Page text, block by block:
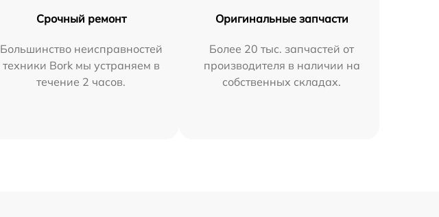
Срочный ремонт
Большинство неисправностей
техники Bork мы устраняем в
течение 2 часов.
Оригинальные запчасти
Более 20 тыс. запчастей от
производителя в наличии на
собственных складах.